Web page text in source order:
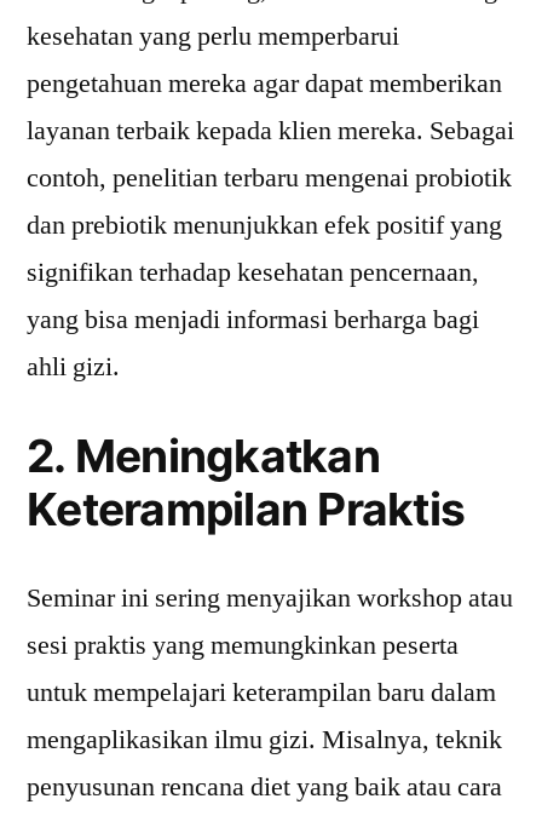
kesehatan yang perlu memperbarui
pengetahuan mereka agar dapat memberikan
layanan terbaik kepada klien mereka. Sebagai
contoh, penelitian terbaru mengenai probiotik
dan prebiotik menunjukkan efek positif yang
signifikan terhadap kesehatan pencernaan,
yang bisa menjadi informasi berharga bagi
ahli gizi.
2. Meningkatkan
Keterampilan Praktis
Seminar ini sering menyajikan workshop atau
sesi praktis yang memungkinkan peserta
untuk mempelajari keterampilan baru dalam
mengaplikasikan ilmu gizi. Misalnya, teknik
penyusunan rencana diet yang baik atau cara